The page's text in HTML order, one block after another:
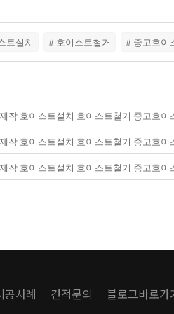
트설치 # 호이스트철거 # 중고호이
작 호이스트설치 호이스트철거 중고호이
작 호이스트설치 호이스트철거 중고호이
작 호이스트설치 호이스트철거 중고호이
공사례 견적문의 블로그바로가